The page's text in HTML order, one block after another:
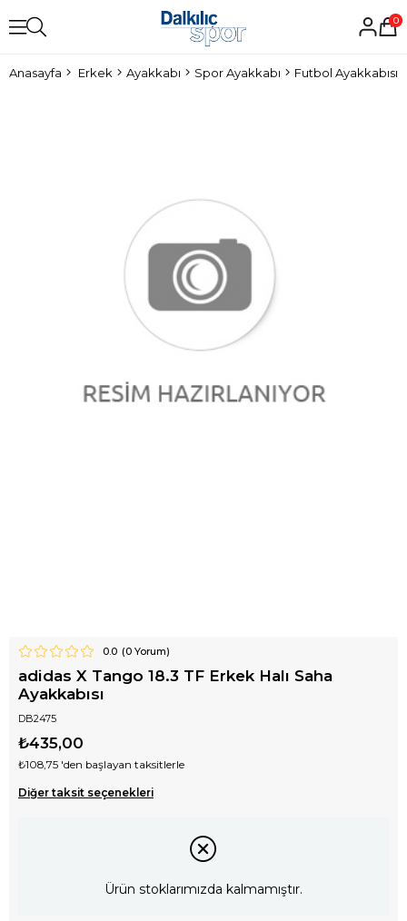
0
Anasayfa Erkek Ayakkabı Spor Ayakkabı Futbol Ayakkabısı
0.0 (0Yorum)
adidas X Tango 18.3 TF Erkek Halı Saha
Ayakkabısı
DB2475
₺435,00
₺108,75 'den başlayan taksitlerle
Diğer taksit seçenekleri
Ürün stoklarımızda kalmamıştır.